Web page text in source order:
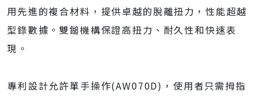
用先進的複合材料，提供卓越的脫離扭力，性能超越
型錄數據。雙鎚機構保證高扭力、耐久性和快速表
現。
專利設計允許單手操作(AW070D)，使用者只需拇指